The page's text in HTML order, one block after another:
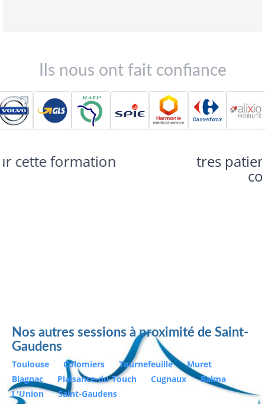
Ils nous ont fait confiance
tres patient avec les novices
Nos autres sessions à proximité de Saint-
Gaudens
Toulouse Colomiers Tournefeuille
Muret
Blagnac
Plaisance-du-Touch Cugnaux
Balma
L'Union
Saint-Gaudens